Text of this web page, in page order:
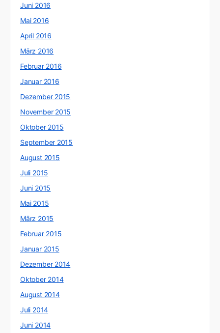
Juni 2016
Mai 2016
April 2016
März 2016
Februar 2016
Januar 2016
Dezember 2015
November 2015
Oktober 2015
September 2015
August 2015
Juli 2015
Juni 2015
Mai 2015
März 2015
Februar 2015
Januar 2015
Dezember 2014
Oktober 2014
August 2014
Juli 2014
Juni 2014